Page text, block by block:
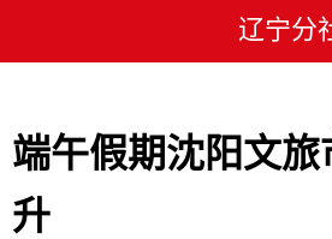
辽宁分
端午假期沈阳文
升